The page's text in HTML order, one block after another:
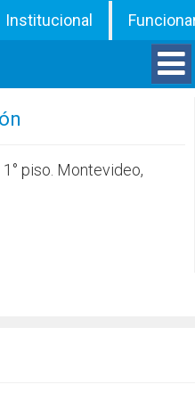
Institucional
piso. Montevideo,